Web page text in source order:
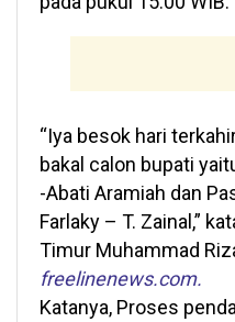
“Iya besok hari
bakal calon bupati
-Abati Aramiah dan
Farlaky – T. Zainal,”
Timur Muhammad
freelinenews.com.
Katanya, Proses